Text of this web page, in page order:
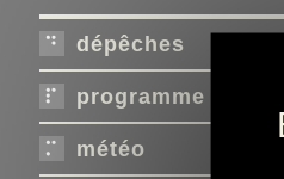
dépêches
programme télé
météo